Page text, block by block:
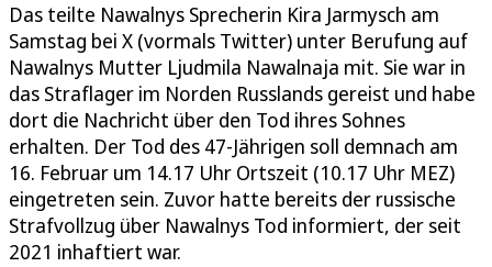
Das teilte Nawalnys Sprecherin Kira Jarmysch am
Samstag bei X (vormals Twitter) unter Berufung auf
Nawalnys Mutter Ljudmila Nawalnaja mit. Sie war in
das Straflager im Norden Russlands gereist und habe
dort die Nachricht über den Tod ihres Sohnes
erhalten. Der Tod des 47-Jährigen soll demnach am
16. Februar um 14.17 Uhr Ortszeit (10.17 Uhr MEZ)
eingetreten sein. Zuvor hatte bereits der russische
Strafvollzug über Nawalnys Tod informiert, der seit
2021 inhaftiert war.